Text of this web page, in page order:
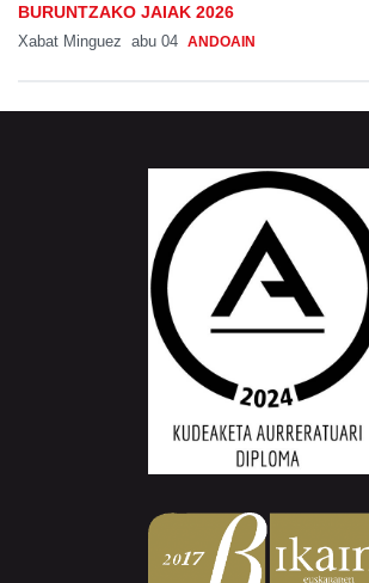
BURUNTZAKO JAIAK 2026
Xabat Minguez abu 04 ANDOAIN